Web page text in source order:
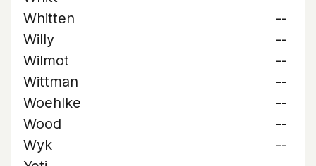
Whitten
--
Willy
--
Wilmot
--
Wittman
--
Woehlke
--
Wood
--
Wyk
--